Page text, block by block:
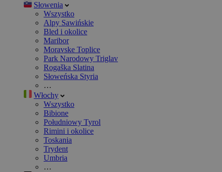
Słowenia
Wszystko
Alpy Sawińskie
Bled i okolice
Maribor
Moravske Toplice
Park Narodowy Triglav
Rogaška Slatina
Słoweńska Styria
…
Włochy
Wszystko
Bibione
Południowy Tyrol
Rimini i okolice
Toskania
Trydent
Umbria
…